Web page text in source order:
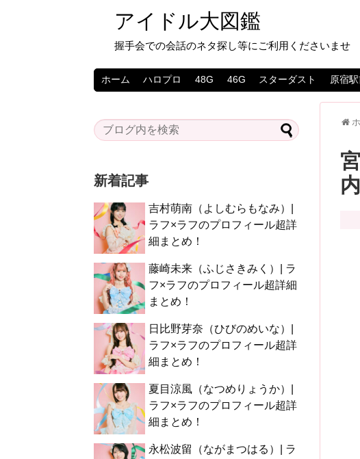
アイドル大図鑑
握手会での会話のネタ探し等にご利用くださいませ
ホーム ハロプロ 48G 46G スターダスト 原宿
新着記事
吉村萌南（よしむらもなみ）|
ラフ×ラフのプロフィール超詳
細まとめ！
藤崎未来（ふじさきみく）| ラ
フ×ラフのプロフィール超詳細
まとめ！
日比野芽奈（ひびのめいな）|
ラフ×ラフのプロフィール超詳
細まとめ！
夏目涼風（なつめりょうか）|
ラフ×ラフのプロフィール超詳
細まとめ！
永松波留（ながまつはる）| ラ